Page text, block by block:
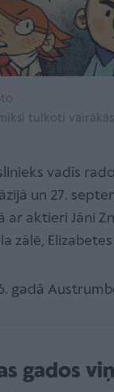
tulkoti
vadīs
un 27.
ar aktieri Jāni
zālē,
gadā
gados